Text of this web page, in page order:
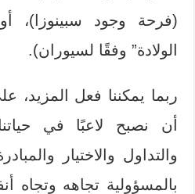
(فرحة وجود سبينوزا)،
الولادة” وفقًا لسيوران).
ربما يمكننا فعل المزيد،
أن نصبح لاعبًا في
والتداول والاختيار
بالمسؤولية تجاهه وتجاه